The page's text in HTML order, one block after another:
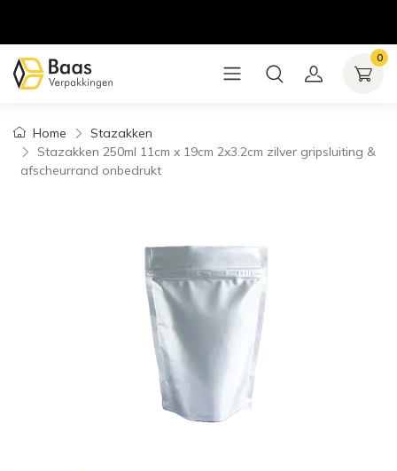
0
Home
Stazakken
Stazakken 250ml 11cm x 19cm 2x3.2cm zilver gripsluiting &
afscheurrand onbedrukt